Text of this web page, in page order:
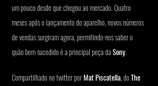
um pouco desde que chegou ao mercado. Quatro
meses após o lançamento do aparelho, novos números
de vendas surgiram agora, permitindo-nos saber o
quão bem sucedido é a principal peça da Sony.
Compartilhado no twitter por Mat Piscatella, do The